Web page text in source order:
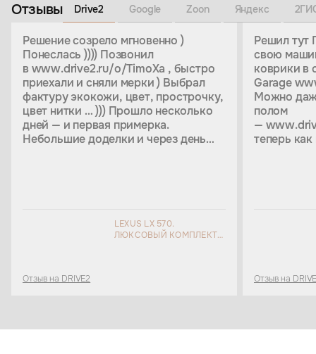
Отзывы Drive2 Google Zoon Яндекс
Решение созрело мгновенно )
Понеслась )))) Позвонил
в www.drive2.ru/o/TimoXa , быстро
приехали и сняли мерки ) Выбрал
фактуру экокожи, цвет, прострочку,
цвет нитки … ))) Прошло несколько
дней — и первая примерка.
Небольшие доделки и через день
LEXUS LX 570.
ЛЮКСОВЫЙ КОМПЛЕКТ
Отзыв на DRIVE2
Решил тут
свою
коврики в
Garage
Можно
полом
—
теперь
Отзыв на